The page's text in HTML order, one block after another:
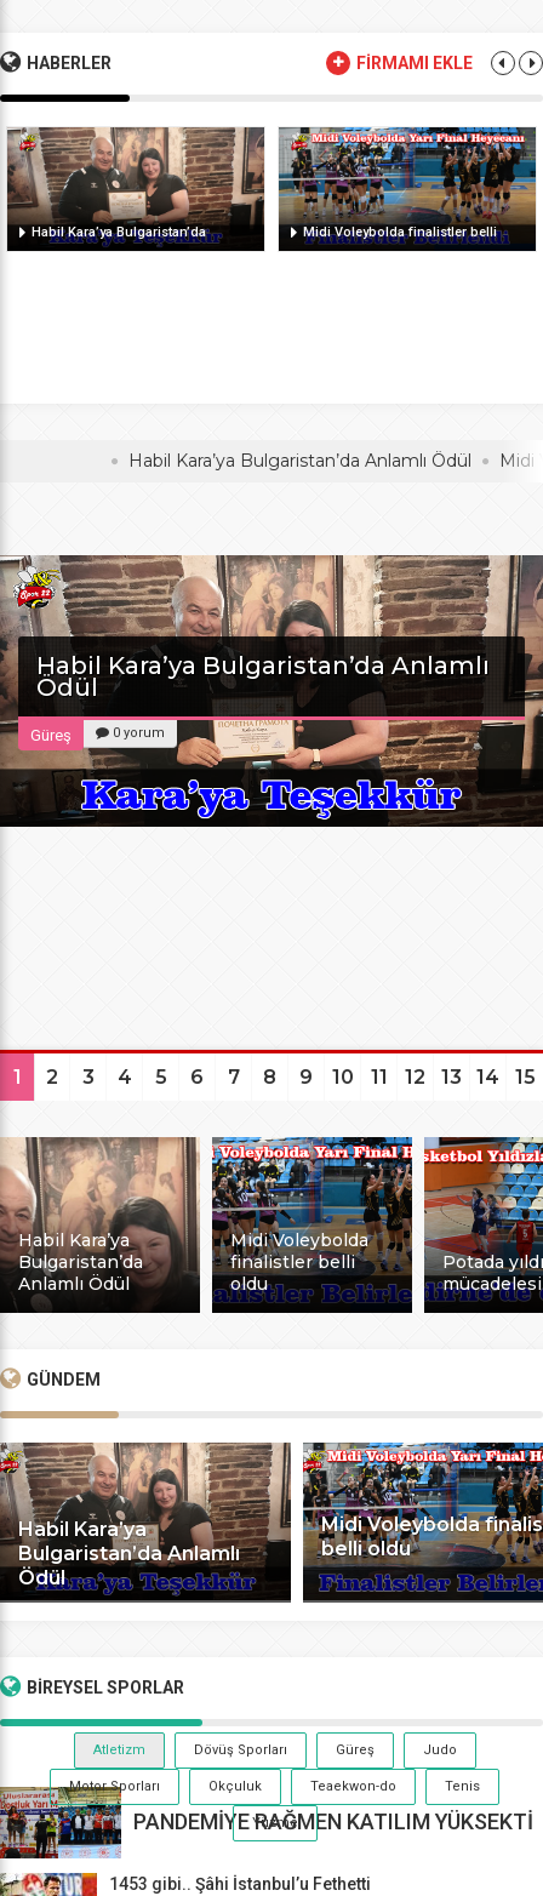
Federasyonu Başkanı, Avrupa ve Dünya
Şampiyonu, olimpiyat ikincisi Stanka Zlateva
HABERLER FİRMAMI EKLE
Habil Kara’ya Bulgaristan’da Midi Voleybolda finalistler belli
Habil Kara’ya Bulgaristan’da Anlamlı Ödül Midi
Habil Kara’ya Bulgaristan’da Anlamlı
Ödül
Güreş 0 yorum
1 2 3 4 5 6 7 8 9 10 11 12 13 14 15
Habil Kara’ya
Bulgaristan’da
Anlamlı Ödül
Midi Voleybolda
finalistler belli
oldu
Potada
mücadelesi
GÜNDEM
Habil Kara’ya
Bulgaristan’da Anlamlı
Ödül
Midi Voleybolda
belli oldu
BİREYSELSPORLAR
Atletizm Dövüş Sporları Güreş Judo
Motor Sporları Okçuluk Teaekwon-do Tenis
Yüzme
PANDEMİYE RAĞMEN KATILIM YÜKSEKTİ
1453 gibi.. Şâhi İstanbul’u Fethetti